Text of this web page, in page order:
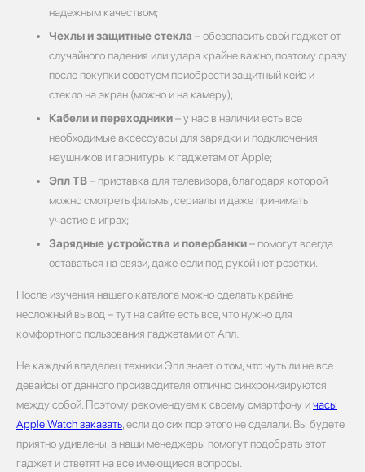
надежным качеством;
Чехлы и защитные стекла – обезопасить свой гаджет от
случайного падения или удара крайне важно, поэтому сразу
после покупки советуем приобрести защитный кейс и
стекло на экран (можно и на камеру);
Кабели и переходники– у нас в наличии есть все
необходимые аксессуары для зарядки и подключения
наушников и гарнитуры к гаджетам от Apple;
Эпл ТВ– приставка для телевизора, благодаря которой
можно смотреть фильмы, сериалы и даже принимать
участие в играх;
Зарядные устройства и повербанки– помогут всегда
оставаться на связи, даже если под рукой нет розетки.
После изучения нашего каталога можно сделать крайне
несложный вывод – тут на сайте есть все, что нужно для
комфортного пользования гаджетами от Апл.
Не каждый владелец техники Эпл знает о том, что чуть ли не все
девайсы от данного производителя отлично синхронизируются
между собой. Поэтому рекомендуем к своему смартфону ичасы
Apple Watch заказать, если до сих пор этого не сделали. Вы будете
приятно удивлены, а наши менеджеры помогут подобрать этот
гаджет и ответят на все имеющиеся вопросы.